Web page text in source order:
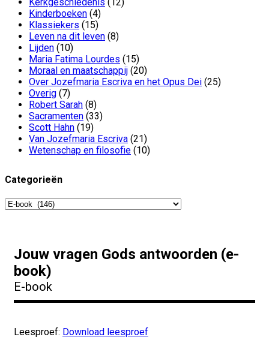
Kinderboeken (4)
Klassiekers (15)
Leven na dit leven (8)
Lijden (10)
Maria Fatima Lourdes (15)
Moraal en maatschappij (20)
Over Jozefmaria Escriva en het Opus Dei (25)
Overig (7)
Robert Sarah (8)
Sacramenten (33)
Scott Hahn (19)
Van Jozefmaria Escriva (21)
Wetenschap en filosofie (10)
Categorieën
Jouw vragen Gods antwoorden (e-
book)
E-book
Leesproef: Download leesproef